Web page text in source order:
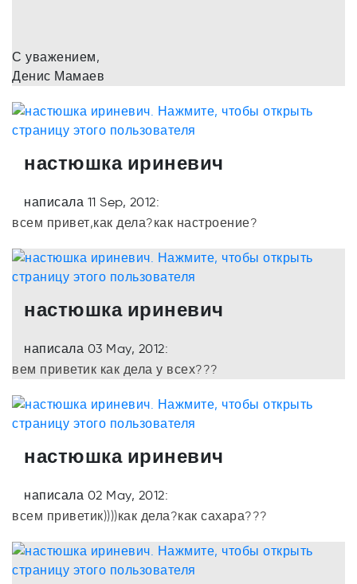
С уважением,
Денис Мамаев
настюшка ириневич
написала 11 Sep, 2012:
всем привет,как дела?как настроение?
настюшка ириневич
написала 03 May, 2012:
вем приветик как дела у всех???
настюшка ириневич
написала 02 May, 2012:
всем приветик))))как дела?как сахара???